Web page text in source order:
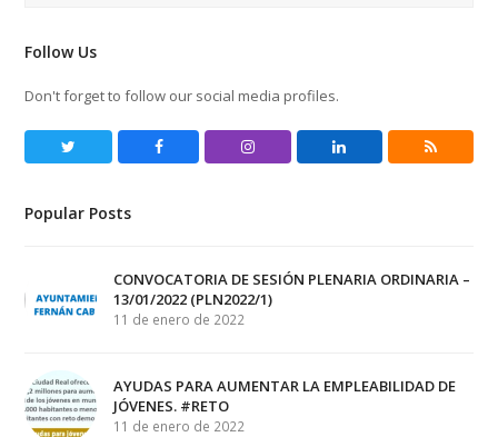
Follow Us
Don't forget to follow our social media profiles.
Facebook Instagram LinkedIn RSS
Popular Posts
CONVOCATORIA DE SESIÓN PLENARIA ORDINARIA –
13/01/2022 (PLN2022/1)
11 de enero de 2022
AYUDAS PARA AUMENTAR LA EMPLEABILIDAD DE
JÓVENES. #RETO
11 de enero de 2022